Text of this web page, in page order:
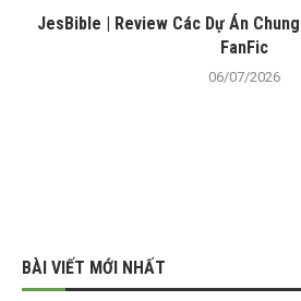
JesBible | Review Các Dự Án
FanFic
06/07/2026
BÀI VIẾT MỚI NHẤT